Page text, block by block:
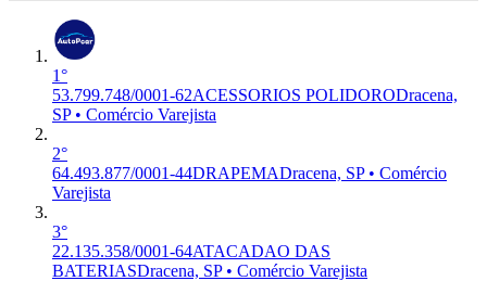
1°
53.799.748/0001-62ACESSORIOS POLIDORODracena,
SP • Comércio Varejista
2°
64.493.877/0001-44DRAPEMADracena, SP • Comércio
Varejista
3°
22.135.358/0001-64ATACADAO DAS
BATERIASDracena, SP • Comércio Varejista